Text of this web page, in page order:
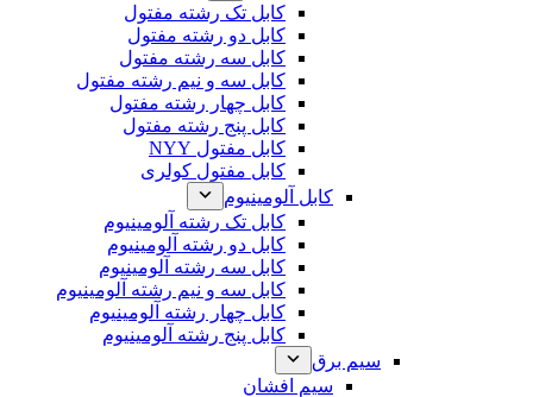
کابل تک رشته مفتول
کابل دو رشته مفتول
کابل سه رشته مفتول
کابل سه و نیم رشته مفتول
کابل چهار رشته مفتول
کابل پنج رشته مفتول
کابل مفتول NYY
کابل مفتول کولری
کابل آلومینیوم
کابل تک رشته آلومینیوم
کابل دو رشته آلومینیوم
کابل سه رشته آلومینیوم
کابل سه و نیم رشته آلومینیوم
کابل چهار رشته آلومینیوم
کابل پنج رشته آلومینیوم
سیم برق
سیم افشان